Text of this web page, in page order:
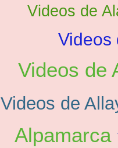
Videos de
Videos
Videos de
Videos de
Alpamarca